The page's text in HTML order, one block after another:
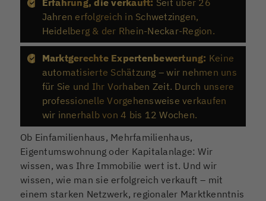
Jahren erfolgreich in Schwetzingen,
Heidelberg & der Rhein-Neckar-Region.
Marktgerechte Expertenbewertung: Keine
automatisierte Schätzung – wir nehmen uns
für Sie und Ihr Vorhaben Zeit. Durch unsere
professionelle Vorgehensweise verkaufen
wir innerhalb von 4 bis 12 Wochen.
Ob Einfamilienhaus, Mehrfamilienhaus,
Eigentumswohnung oder Kapitalanlage: Wir
wissen, was Ihre Immobilie wert ist. Und wir
wissen, wie man sie erfolgreich verkauft – mit
einem starken Netzwerk, regionaler Marktkenntnis